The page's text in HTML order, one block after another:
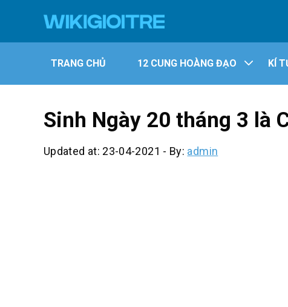
TRANG CHỦ 12 CUNG HOÀNG ĐẠO KÍ
Sinh Ngày 20 tháng 3 là
Updated at: 23-04-2021 - By: admin